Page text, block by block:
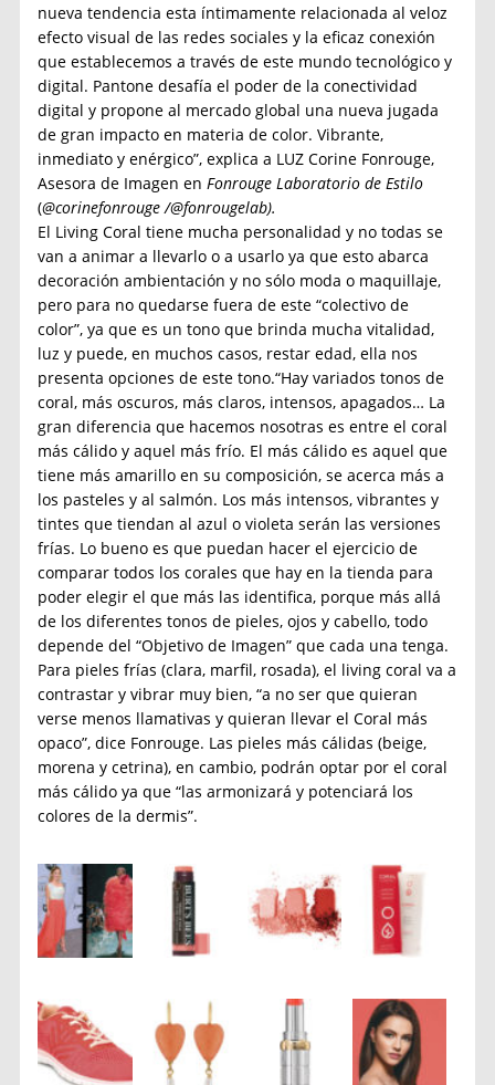
nueva tendencia esta íntimamente relacionada al veloz
efecto visual de las redes sociales y la eficaz conexión
que establecemos a través de este mundo tecnológico y
digital. Pantone desafía el poder de la conectividad
digital y propone al mercado global una nueva jugada
de gran impacto en materia de color. Vibrante,
inmediato y enérgico”, explica a LUZ Corine Fonrouge,
Asesora de Imagen enFonrouge Laboratorio de Estilo
(@corinefonrouge /@fonrougelab).
El Living Coral tiene mucha personalidad y no todas se
van a animar a llevarlo o a usarlo ya que esto abarca
decoración ambientación y no sólo moda o maquillaje,
pero para no quedarse fuera de este “colectivo de
color”, ya que es un tono que brinda mucha vitalidad,
luz y puede, en muchos casos, restar edad, ella nos
presenta opciones de este tono.“Hay variados tonos de
coral, más oscuros, más claros, intensos, apagados… La
gran diferencia que hacemos nosotras es entre el coral
más cálido y aquel más frío. El más cálido es aquel que
tiene más amarillo en su composición, se acerca más a
los pasteles y al salmón. Los más intensos, vibrantes y
tintes que tiendan al azul o violeta serán las versiones
frías. Lo bueno es que puedan hacer el ejercicio de
comparar todos los corales que hay en la tienda para
poder elegir el que más las identifica, porque más allá
de los diferentes tonos de pieles, ojos y cabello, todo
depende del “Objetivo de Imagen” que cada una tenga.
Para pieles frías (clara, marfil, rosada), el living coral va a
contrastar y vibrar muy bien, “a no ser que quieran
verse menos llamativas y quieran llevar el Coral más
opaco”, dice Fonrouge. Las pieles más cálidas (beige,
morena y cetrina), en cambio, podrán optar por el coral
más cálido ya que “las armonizará y potenciará los
colores de la dermis”.